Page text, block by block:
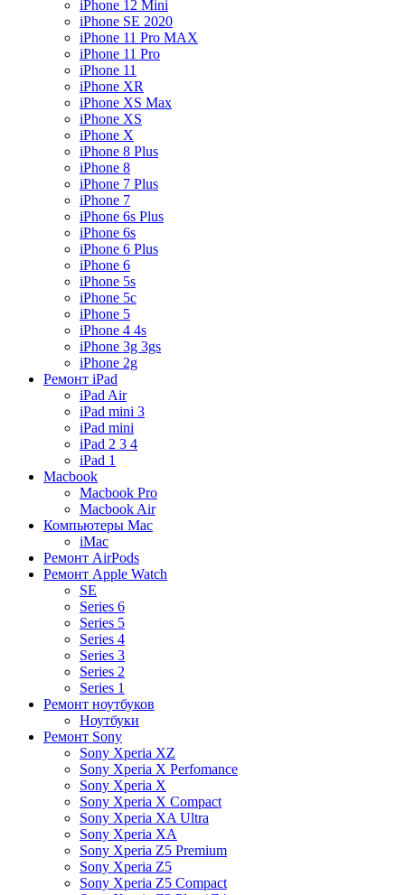
iPhone 12 Mini
iPhone SE 2020
iPhone 11 Pro MAX
iPhone 11 Pro
iPhone 11
iPhone XR
iPhone XS Max
iPhone XS
iPhone X
iPhone 8 Plus
iPhone 8
iPhone 7 Plus
iPhone 7
iPhone 6s Plus
iPhone 6s
iPhone 6 Plus
iPhone 6
iPhone 5s
iPhone 5c
iPhone 5
iPhone 4 4s
iPhone 3g 3gs
iPhone 2g
Ремонт iPad
iPad Air
iPad mini 3
iPad mini
iPad 2 3 4
iPad 1
Macbook
Macbook Pro
Macbook Air
Компьютеры Mac
iMac
Ремонт AirPods
Ремонт Apple Watch
SE
Series 6
Series 5
Series 4
Series 3
Series 2
Series 1
Ремонт ноутбуков
Ноутбуки
Ремонт Sony
Sony Xperia XZ
Sony Xperia X Perfomance
Sony Xperia X
Sony Xperia X Compact
Sony Xperia XA Ultra
Sony Xperia XA
Sony Xperia Z5 Premium
Sony Xperia Z5
Sony Xperia Z5 Compact